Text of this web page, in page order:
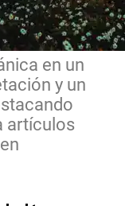
en un
y un
artículos